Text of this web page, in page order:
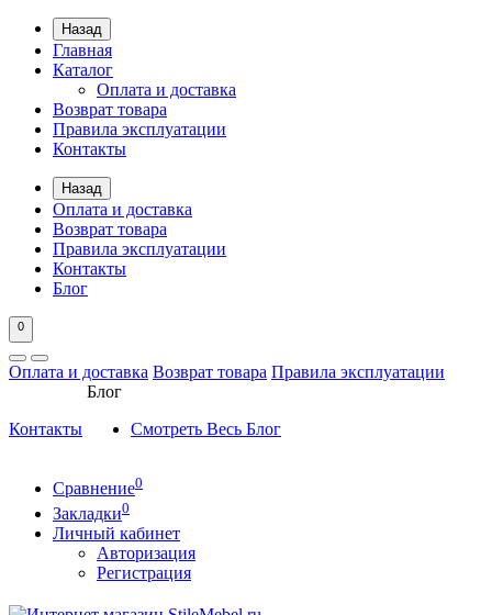
Назад
Главная
Каталог
Оплата и доставка
Возврат товара
Правила эксплуатации
Контакты
Назад
Оплата и доставка
Возврат товара
Правила эксплуатации
Контакты
Блог
0
Оплата и доставка Возврат товара Правила эксплуатации
Контакты
Блог
Смотреть Весь Блог
Сравнение0
Закладки0
Личный кабинет
Авторизация
Регистрация